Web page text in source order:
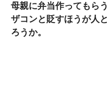
母親に弁当作ってもら
ザコンと貶すほうが人
ろうか。